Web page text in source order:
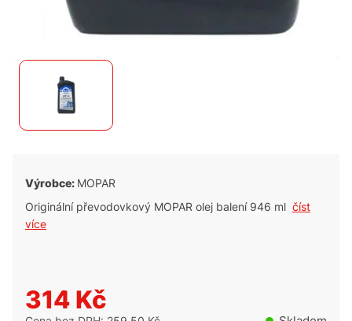
Výrobce: MOPAR
Originální převodovkový MOPAR olej balení 946 ml číst
více
314 Kč